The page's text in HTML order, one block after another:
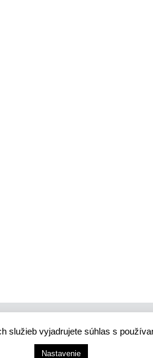
1, 034 01 Ružomberok, Slovensko
služieb vyjadrujete súhlas s
Nastavenie